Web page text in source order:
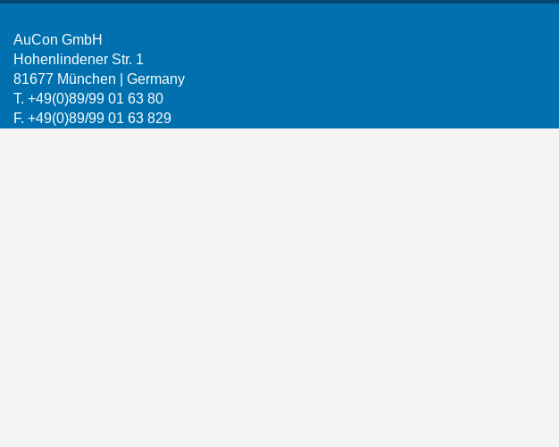
AuCon GmbH
Hohenlindener Str. 1
81677 München | Germany
T. +49(0)89/99 01 63 80
F. +49(0)89/99 01 63 829